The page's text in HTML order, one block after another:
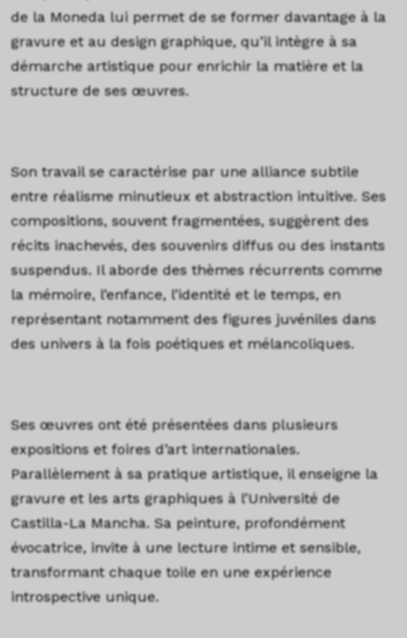
de la Moneda lui permet de se former davantage à la
gravure et au design graphique, qu’il intègre à sa
démarche artistique pour enrichir la matière et la
structure de ses œuvres.
Son travail se caractérise par une alliance subtile
entre réalisme minutieux et abstraction intuitive. Ses
compositions, souvent fragmentées, suggèrent des
récits inachevés, des souvenirs diffus ou des instants
suspendus. Il aborde des thèmes récurrents comme
la mémoire, l’enfance, l’identité et le temps, en
représentant notamment des figures juvéniles dans
des univers à la fois poétiques et mélancoliques.
Ses œuvres ont été présentées dans plusieurs
expositions et foires d’art internationales.
Parallèlement à sa pratique artistique, il enseigne la
gravure et les arts graphiques à l’Université de
Castilla-La Mancha. Sa peinture, profondément
évocatrice, invite à une lecture intime et sensible,
transformant chaque toile en une expérience
introspective unique.